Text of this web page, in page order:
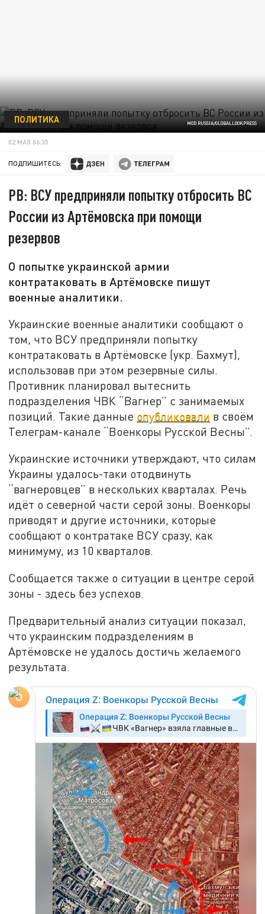
MOD RUSSIA/GLOBALLOOKPRESS
ПОЛИТИКА
02 МАЯ 06:35
ПОДПИШИТЕСЬ:
РВ: ВСУ предприняли попытку отбросить ВС
России из Артёмовска при помощи
резервов
О попытке украинской армии
контратаковать в Артёмовске пишут
военные аналитики.
Украинские военные аналитики сообщают о
том, что ВСУ предприняли попытку
контратаковать в Артёмовске (укр. Бахмут),
использовав при этом резервные силы.
Противник планировал вытеснить
подразделения ЧВК “Вагнер” с занимаемых
позиций. Такие данные опубликовали в своём
Телеграм-канале “Военкоры Русской Весны”.
Украинские источники утверждают, что силам
Украины удалось-таки отодвинуть
“вагнеровцев” в нескольких кварталах. Речь
идёт о северной части серой зоны. Военкоры
приводят и другие источники, которые
сообщают о контратаке ВСУ сразу, как
минимуму, из 10 кварталов.
Сообщается также о ситуации в центре серой
зоны - здесь без успехов.
Предварительный анализ ситуации показал,
что украинским подразделениям в
Артёмовске не удалось достичь желаемого
результата.